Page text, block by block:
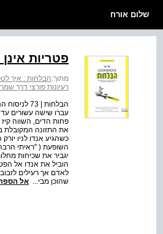
שלום אורח
פטריות
מתוך:הבלחות : איך
רעיונות פורצי דרך
הבלחות |
פחות הדים, השווה קיז
את התזונה המקובלת
כשהגיע אנדו לניו
השופעת ( "ראיתי
יגביר את שכיחות
הוביל את אנדו אל
לאדם אך רעילים
שהוכן מבי... אל